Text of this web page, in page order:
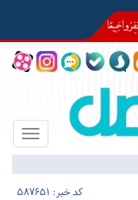
Toggle
کد خبر: 587651